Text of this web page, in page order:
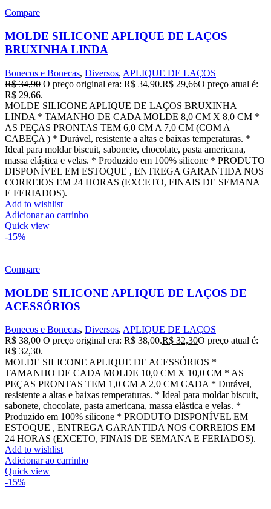
Compare
MOLDE SILICONE APLIQUE DE LAÇOS
BRUXINHA LINDA
Bonecos e Bonecas, Diversos, APLIQUE DE LAÇOS
R$34,90 O preço original era: R$ 34,90.R$ 29,66O preço atual é:
R$ 29,66.
MOLDE SILICONE APLIQUE DE LAÇOS BRUXINHA
LINDA * TAMANHO DE CADA MOLDE 8,0 CM X 8,0 CM *
AS PEÇAS PRONTAS TEM 6,0 CM A 7,0 CM (COM A
CABEÇA ) * Durável, resistente a altas e baixas temperaturas. *
Ideal para moldar biscuit, sabonete, chocolate, pasta americana,
massa elástica e velas. * Produzido em 100% silicone * PRODUTO
DISPONÍVEL EM ESTOQUE , ENTREGA GARANTIDA NOS
CORREIOS EM 24 HORAS (EXCETO, FINAIS DE SEMANA
E FERIADOS).
Add to wishlist
Adicionar ao carrinho
Quick view
-15%
Compare
MOLDE SILICONE APLIQUE DE LAÇOS DE
ACESSÓRIOS
Bonecos e Bonecas, Diversos, APLIQUE DE LAÇOS
R$38,00 O preço original era: R$ 38,00.R$ 32,30O preço atual é:
R$ 32,30.
MOLDE SILICONE APLIQUE DE ACESSÓRIOS *
TAMANHO DE CADA MOLDE 10,0 CM X 10,0 CM * AS
PEÇAS PRONTAS TEM 1,0 CM A 2,0 CM CADA * Durável,
resistente a altas e baixas temperaturas. * Ideal para moldar biscuit,
sabonete, chocolate, pasta americana, massa elástica e velas. *
Produzido em 100% silicone * PRODUTO DISPONÍVEL EM
ESTOQUE , ENTREGA GARANTIDA NOS CORREIOS EM
24 HORAS (EXCETO, FINAIS DE SEMANA E FERIADOS).
Add to wishlist
Adicionar ao carrinho
Quick view
-15%